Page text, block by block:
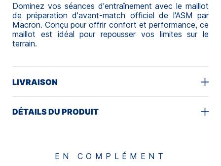
Dominez vos séances d'entraînement avec le maillot
de préparation d'avant-match officiel de l'ASM par
Macron. Conçu pour offrir confort et performance, ce
maillot est idéal pour repousser vos limites sur le
terrain.
LIVRAISON
DÉTAILS DU PRODUIT
EN COMPLÉMENT